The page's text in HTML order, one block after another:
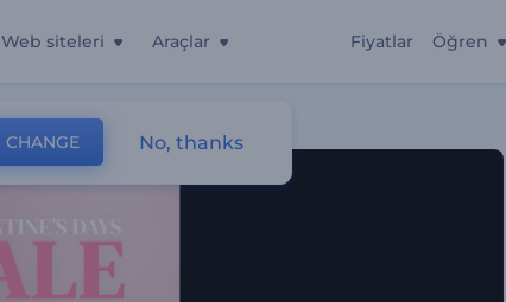
Web siteleri Araçlar Fiyatlar Öğren
CHANGE No, thanks